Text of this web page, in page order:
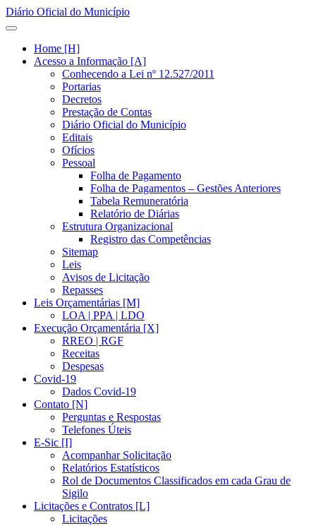
Diário Oficial do Município
Home [H]
Acesso a Informação [A]
Conhecendo a Lei nº 12.527/2011
Portarias
Decretos
Prestação de Contas
Diário Oficial do Município
Editais
Ofícios
Pessoal
Folha de Pagamento
Folha de Pagamentos – Gestões Anteriores
Tabela Remuneratória
Relatório de Diárias
Estrutura Organizacional
Registro das Competências
Sitemap
Leis
Avisos de Licitação
Repasses
Leis Orçamentárias [M]
LOA | PPA | LDO
Execução Orçamentária [X]
RREO | RGF
Receitas
Despesas
Covid-19
Dados Covid-19
Contato [N]
Perguntas e Respostas
Telefones Úteis
E-Sic [I]
Acompanhar Solicitação
Relatórios Estatísticos
Rol de Documentos Classificados em cada Grau de
Sigilo
Licitações e Contratos [L]
Licitações